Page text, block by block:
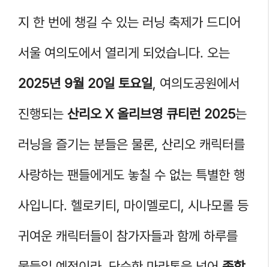
지 한 번에 챙길 수 있는 러닝 축제가 드디어
서울 여의도에서 열리게 되었습니다. 오는
2025년 9월 20일 토요일, 여의도공원에서
진행되는 산리오 X 올리브영 큐티런 2025는
러닝을 즐기는 분들은 물론, 산리오 캐릭터를
사랑하는 팬들에게도 놓칠 수 없는 특별한 행
사입니다. 헬로키티, 마이멜로디, 시나모롤 등
귀여운 캐릭터들이 참가자들과 함께 하루를